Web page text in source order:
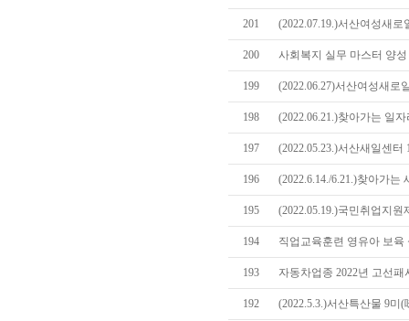
201 (2022.07.19.)서산여성새
200 사회복지 실무 마스터 양
199 (2022.06.27)서산여성새로
198 (2022.06.21.)찾아가는 일
197 (2022.05.23.)서산새일센
196 (2022.6.14./6.21.)찾아가
195 (2022.05.19.)국민취업지
194 직업교육훈련 영유아 보
193 자동차업종 2022년 고선
192 (2022.5.3.)서산특산물 9미